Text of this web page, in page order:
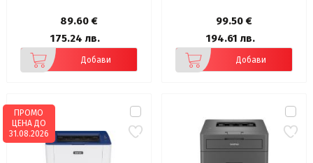
89.60 €
175.24 лв.
Добави
99.50 €
194.61 лв.
Добави
ПРОМО
ЦЕНА ДО
31.08.2026